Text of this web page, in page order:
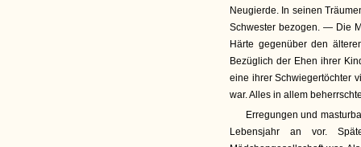
Neugierde. In seinen
Schwester bezogen. — Die
Härte gegenüber den
Bezüglich der Ehen ihrer
eine ihrer Schwiegertöchter
war. Alles in allem
Erregungen und
Lebensjahr an vor.